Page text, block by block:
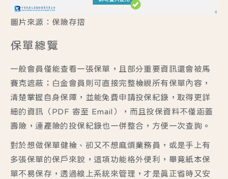
圖片來源：保險存摺
保單總覽
一般會員僅能查看一張保單，且部分重要資訊還會被馬
賽克遮蔽；白金會員則可直接完整檢視所有保單內容，
清楚掌握自身保障，並能免費申請投保紀錄，取得更詳
細的資訊（PDF 寄至 Email），而且投保資料不僅涵蓋
壽險，連產險的投保紀錄也一併整合，方便一次查詢。
對於想做保單健檢、卻又不想麻煩業務員，或是手上有
多張保單的保戶來說，這項功能格外便利，畢竟紙本保
單不易保存，透過線上系統來管理，才是真正省時又安